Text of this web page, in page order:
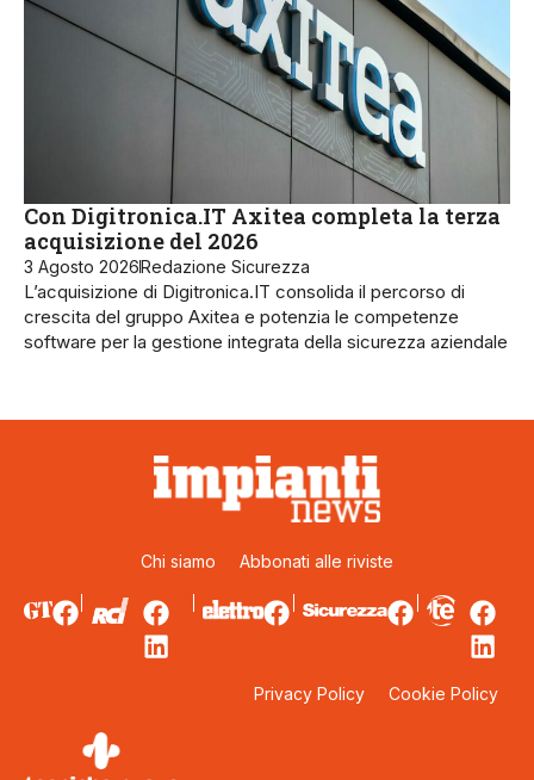
Con Digitronica.IT Axitea completa la terza
acquisizione del 2026
3 Agosto 2026Redazione Sicurezza
L’acquisizione di Digitronica.IT consolida il percorso di
crescita del gruppo Axitea e potenzia le competenze
software per la gestione integrata della sicurezza aziendale
Chi siamo Abbonati alle riviste
Privacy Policy Cookie Policy